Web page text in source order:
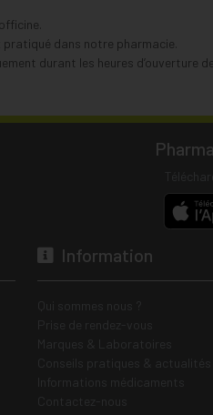
pratiqué dans notre pharmacie.
durant les heures d’ouverture
Information